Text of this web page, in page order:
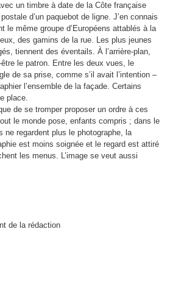
un timbre à date de la Côte française
d’un paquebot de ligne. J’en connais
le même groupe d’Européens attablés à la
des gamins de la rue. Les plus jeunes
tiennent des éventails. À l’arrière-plan,
le patron. Entre les deux vues, le
de sa prise, comme s’il avait l’intention –
l’ensemble de la façade. Certains
place.
de se tromper proposer un ordre à ces
le monde pose, enfants compris ; dans le
ne regardent plus le photographe, la
est moins soignée et le regard est attiré
les menus. L’image se veut aussi
de la rédaction